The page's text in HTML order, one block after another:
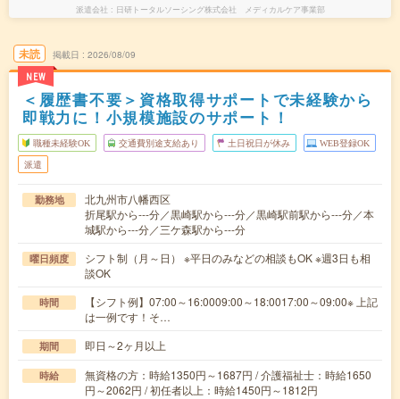
派遣会社 日研トータルソーシング株式会社 メディカルケア事業部
未読
NEW
掲載日 2026/08/09
＜履歴書不要＞資格取得サポートで未経験から
即戦力に！小規模施設のサポート！
職種未経験OK 交通費別途支給あり 土日祝日が休み WEB登録OK
派遣
勤務地
北九州市八幡西区
折尾駅から---分／黒崎駅から---分／黒崎駅前駅から---分／本
城駅から---分／三ケ森駅から---分
曜日頻度
シフト制（月～日） ※平日のみなどの相談もOK ※週3日も相
談OK
時間
【シフト例】07:00～16:0009:00～18:0017:00～09:00※ 上記
は一例です！そ…
期間 即日～2ヶ月以上
時給
無資格の方：時給1350円～1687円 / 介護福祉士：時給1650
円～2062円 / 初任者以上：時給1450円～1812円